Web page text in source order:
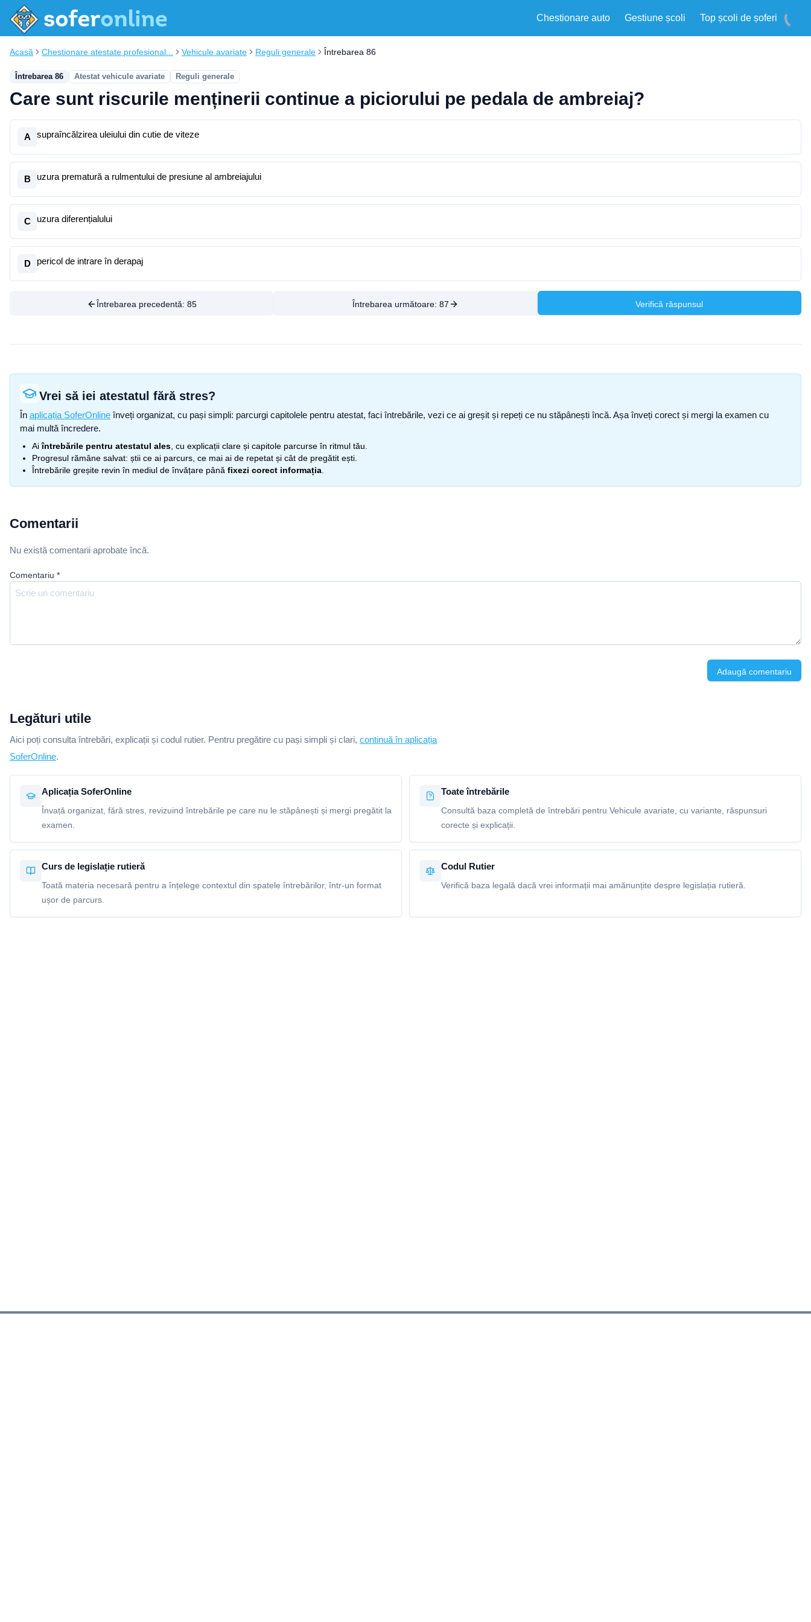
Chestionare auto Gestiune școli Top școli de șoferi
Acasă Chestionare atestate profesional... Vehicule avariate Reguli generale Întrebarea 86
Întrebarea 86 Atestat vehicule avariate Reguli generale
Care sunt riscurile menținerii continue a piciorului pe pedala de ambreiaj?
A supraîncălzirea uleiului din cutie de viteze
B uzura prematură a rulmentului de presiune al ambreiajului
C uzura diferențialului
D pericol de intrare în derapaj
Întrebarea precedentă: 85 Întrebarea următoare: 87 Verifică răspunsul
Vrei să iei atestatul fără stres?
În aplicația SoferOnline înveți organizat, cu pași simpli: parcurgi capitolele pentru atestat, faci întrebările, vezi ce ai greșit și repeți ce nu stăpânești încă. Așa înveți corect și mergi la examen cu
mai multă încredere.
Aiîntrebările pentru atestatul ales , cu explicații clare și capitole parcurse în ritmul tău.
Progresul rămâne salvat: știi ce ai parcurs, ce mai ai de repetat și cât de pregătit ești.
Întrebările greșite revin în mediul de învățare până fixezi corect informația
Comentarii
Nu există comentarii aprobate încă.
Comentariu *
Adaugă comentariu
Legături utile
Aici poți consulta întrebări, explicații și codul rutier. Pentru pregătire cu pași simpli și clari, continuă în aplicația
SoferOnline.
Aplicația SoferOnline
Învață organizat, fără stres, revizuind întrebările pe care nu le stăpânești și mergi pregătit la
examen.
Toate întrebările
Consultă baza completă de întrebări pentru Vehicule avariate, cu variante, răspunsuri
corecte și explicații.
Curs de legislație rutieră
Toată materia necesară pentru a înțelege contextul din spatele întrebărilor, într-un format
ușor de parcurs.
Codul Rutier
Verifică baza legală dacă vrei informații mai amănunțite despre legislația rutieră.